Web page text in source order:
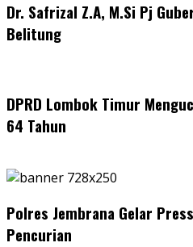
Dr. Safrizal Z.A, M.Si Pj
Belitung
DPRD Lombok Timur
64 Tahun
Polres Jembrana Gelar
Pencurian